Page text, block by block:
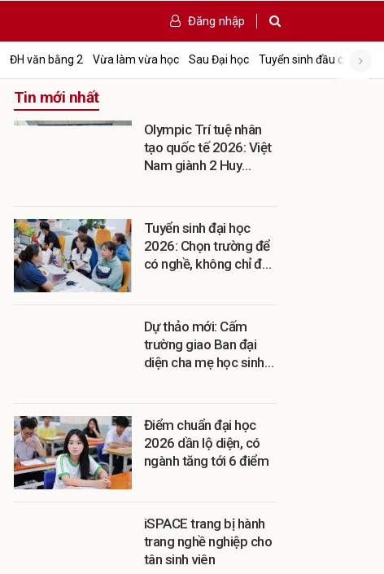
Đăng nhập
ĐH văn bằng 2 Vừa làm vừa học Sau Đại học Tuyển sinh đầu cấp
Tin mới nhất
Olympic Trí tuệ nhân
tạo quốc tế 2026: Việt
Nam giành 2 Huy
Tuyển sinh đại học
2026: Chọn trường để
có nghề, không chỉ để
Dự thảo mới: Cấm
trường giao Ban đại
diện cha mẹ học sinh
Điểm chuẩn đại học
2026 dần lộ diện, có
ngành tăng tới 6 điểm
iSPACE trang bị hành
trang nghề nghiệp cho
tân sinh viên